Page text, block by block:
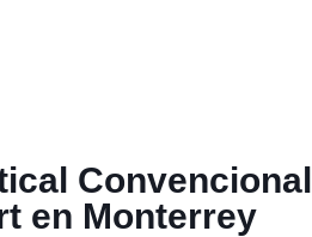
Convencional
en Monterrey